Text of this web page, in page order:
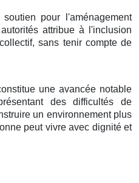
pour l'aménagement
attribue à l'inclusion
sans tenir compte de
une avancée notable
des difficultés de
un environnement plus
peut vivre avec dignité et